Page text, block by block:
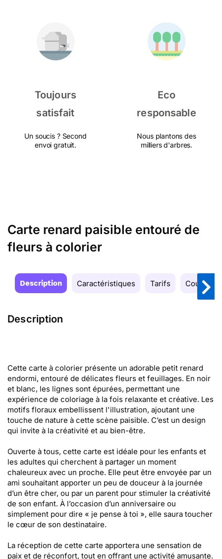
Toujours
satisfait
Un soucis ? Second
envoi gratuit.
Eco
responsable
Nous plantons des
milliers d'arbres.
Carte renard paisible entouré de
fleurs à colorier
Description Caractéristiques Tarifs Couleurs
Description
Cette carte à colorier présente un adorable petit renard
endormi, entouré de délicates fleurs et feuillages. En noir
et blanc, les lignes sont épurées, permettant une
expérience de coloriage à la fois relaxante et créative. Les
motifs floraux embellissent l'illustration, ajoutant une
touche de nature à cette scène paisible. C’est un design
qui invite à la créativité et au bien-être.
Ouverte à tous, cette carte est idéale pour les enfants et
les adultes qui cherchent à partager un moment
chaleureux avec un proche. Elle peut être envoyée par un
ami souhaitant apporter un peu de douceur à la journée
d’un être cher, ou par un parent pour stimuler la créativité
de son enfant. À l’occasion d’un anniversaire ou
simplement pour dire « je pense à toi », elle saura toucher
le cœur de son destinataire.
La réception de cette carte apportera une sensation de
paix et de réconfort, tout en offrant une activité amusante.